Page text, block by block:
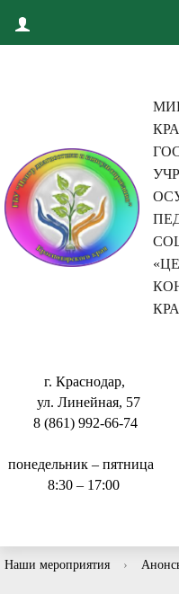
г. Краснодар,
ул. Линейная, 57
8 (861) 992-66-74
понедельник – пятница
8:30 – 17:00
Наши мероприятия ›